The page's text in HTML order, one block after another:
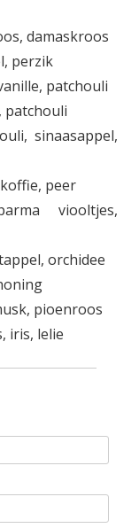
damaskroos
perzik
patchouli
patchouli
sinaasappel,
peer
viooltjes,
orchidee
pioenroos
iris, lelie